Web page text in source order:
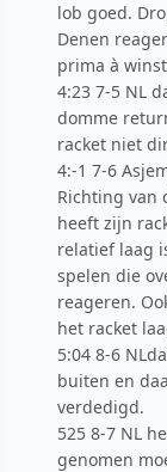
lob goed.
Denen
prima à
4:23 7-5 NL
domme
racket niet
4:-1 7-6
Richting van
heeft zijn
relatief laag
spelen die
reageren.
het racket
5:04 8-6
buiten en
verdedigd.
525 8-7 NL
genomen